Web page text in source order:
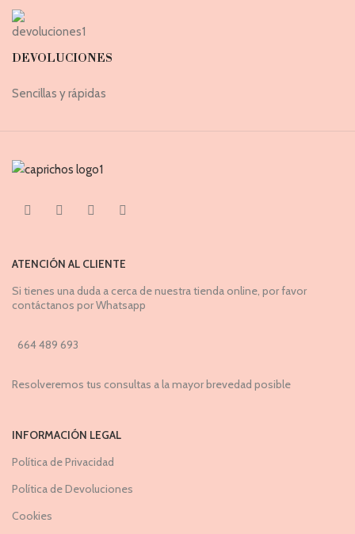
DEVOLUCIONES
Sencillas y rápidas
ATENCIÓN AL CLIENTE
Si tienes una duda a cerca de nuestra tienda online, por favor
contáctanos por Whatsapp
664 489 693
Resolveremos tus consultas a la mayor brevedad posible
INFORMACIÓN LEGAL
Política de Privacidad
Política de Devoluciones
Cookies